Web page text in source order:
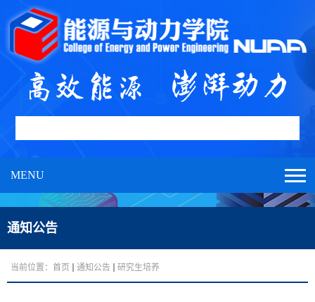
MENU
通知公告
当前位置： 首页 通知公告 研究生培养